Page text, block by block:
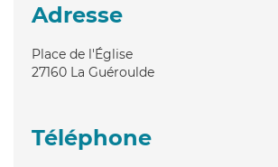
Adresse
Place de l'Église
27160 La Guéroulde
Téléphone